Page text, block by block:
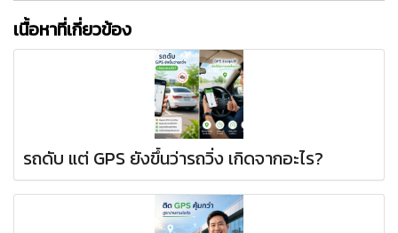
เนื้อหาที่เกี่ยวข้อง
รถดับ แต่ GPS ยังขึ้นว่ารถวิ่ง เกิดจากอะไร?